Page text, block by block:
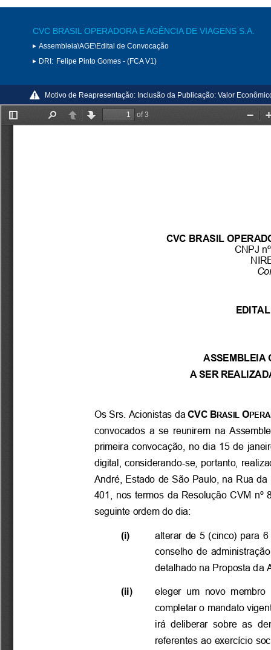
CVC BRASIL OPERADORA E AGÊNCIA DE VIAGENS S.A.
Assembleia\AGE\Edital de Convocação
DRI: Felipe Pinto Gomes - (FCA V1)
Motivo de Reapresentação: Inclusão da Publicação: Valor